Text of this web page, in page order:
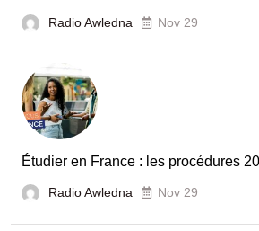
et
écoles
Radio Awledna Nov 29
Étudier en France : les procédures
Radio Awledna Nov 29